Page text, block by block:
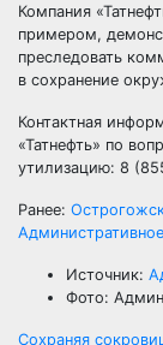
Компания
примером,
преследовать
в сохранение
Контактная
«Татнефть» по
утилизацию: 8
Ранее:
Источник:
Фото:
Сохраняя